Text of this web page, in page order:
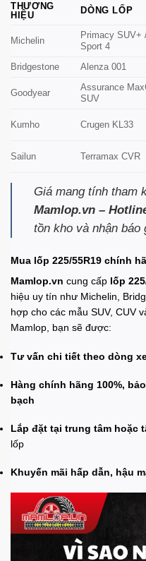
THƯƠNG
HIỆU
DÒNG LỐP
Michelin
Primacy SUV+
Sport 4
Bridgestone Alenza 001
Goodyear
Assurance
SUV
Kumho Crugen KL33
Sailun Terramax CVR
Giá mang tính tham
Mamlop.vn –
tồn kho và nhận báo
Mua lốp 225/55R19 chính
Mamlop.vn cung cấp lốp
hiệu uy tín như Michelin,
hợp cho các mẫu SUV, CUV
Mamlop, bạn sẽ được:
Tư vấn chi tiết theo dòng
Hàng chính hãng 100%,
bạch
Lắp đặt tại trung tâm hoặc
lốp
Khuyến mãi hấp dẫn, hậu